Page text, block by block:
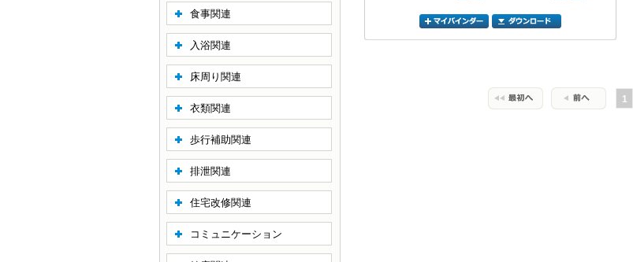
1
食事関連
入浴関連
床周り関連
衣類関連
歩行補助関連
排泄関連
住宅改修関連
コミュニケーション